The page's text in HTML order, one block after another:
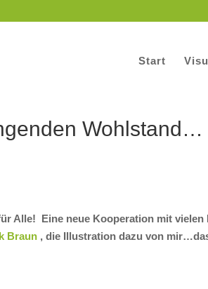
Start
Wohlstand…
Alle! Eine neue Kooperation mit
Braun , die Illustration dazu von